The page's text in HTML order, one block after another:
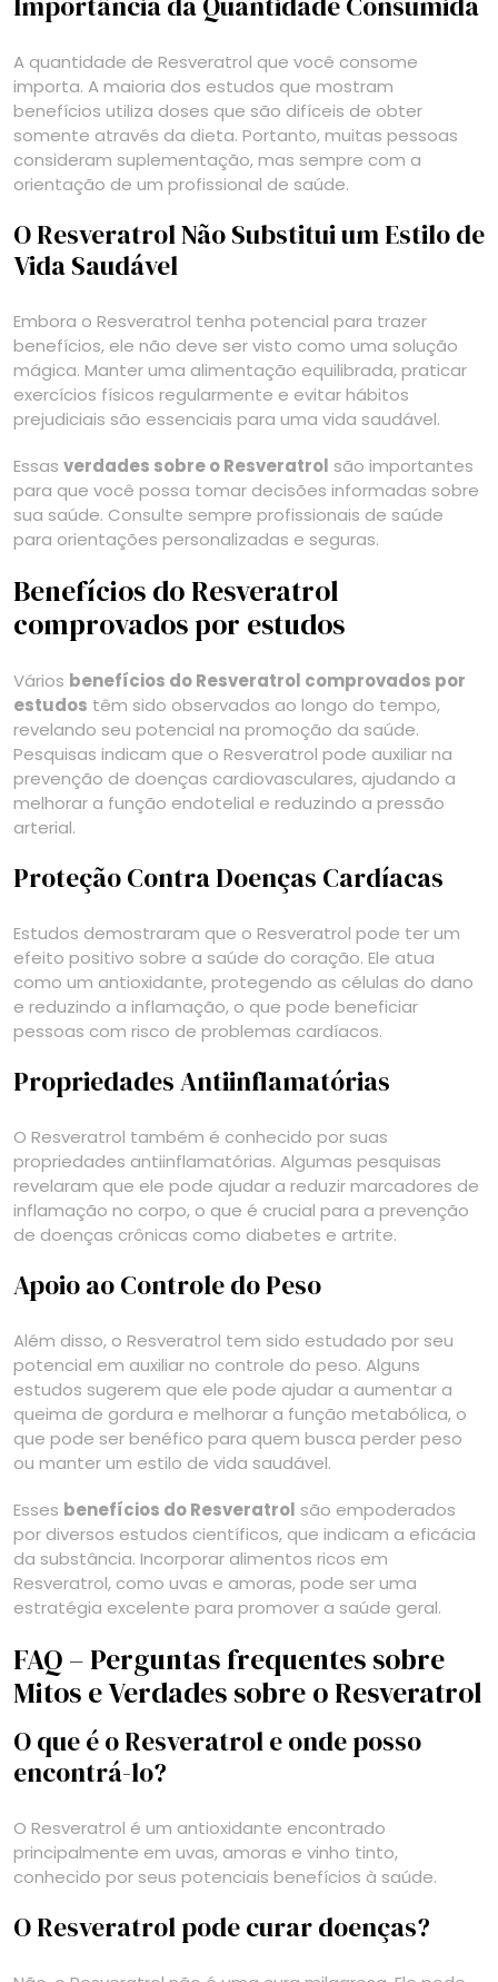
A quantidade de Resveratrol que você consome
importa. A maioria dos estudos que mostram
benefícios utiliza doses que são difíceis de obter
somente através da dieta. Portanto, muitas pessoas
consideram suplementação, mas sempre com a
orientação de um profissional de saúde.
O Resveratrol Não Substitui um Estilo de
Vida Saudável
Embora o Resveratrol tenha potencial para trazer
benefícios, ele não deve ser visto como uma solução
mágica. Manter uma alimentação equilibrada, praticar
exercícios físicos regularmente e evitar hábitos
prejudiciais são essenciais para uma vida saudável.
Essas verdades sobre o Resveratrol são importantes
para que você possa tomar decisões informadas sobre
sua saúde. Consulte sempre profissionais de saúde
para orientações personalizadas e seguras.
Benefícios do Resveratrol
comprovados por estudos
Vários benefícios do Resveratrol comprovados por
estudos têm sido observados ao longo do tempo,
revelando seu potencial na promoção da saúde.
Pesquisas indicam que o Resveratrol pode auxiliar na
prevenção de doenças cardiovasculares, ajudando a
melhorar a função endotelial e reduzindo a pressão
arterial.
Proteção Contra Doenças Cardíacas
Estudos demostraram que o Resveratrol pode ter um
efeito positivo sobre a saúde do coração. Ele atua
como um antioxidante, protegendo as células do dano
e reduzindo a inflamação, o que pode beneficiar
pessoas com risco de problemas cardíacos.
Propriedades Antiinflamatórias
O Resveratrol também é conhecido por suas
propriedades antiinflamatórias. Algumas pesquisas
revelaram que ele pode ajudar a reduzir marcadores de
inflamação no corpo, o que é crucial para a prevenção
de doenças crônicas como diabetes e artrite.
Apoio ao Controle do Peso
Além disso, o Resveratrol tem sido estudado por seu
potencial em auxiliar no controle do peso. Alguns
estudos sugerem que ele pode ajudar a aumentar a
queima de gordura e melhorar a função metabólica, o
que pode ser benéfico para quem busca perder peso
ou manter um estilo de vida saudável.
Esses benefícios do Resveratrol são empoderados
por diversos estudos científicos, que indicam a eficácia
da substância. Incorporar alimentos ricos em
Resveratrol, como uvas e amoras, pode ser uma
estratégia excelente para promover a saúde geral.
FAQ – Perguntas frequentes sobre
Mitos e Verdades sobre o Resveratrol
O que é o Resveratrol e onde posso
encontrá-lo?
O Resveratrol é um antioxidante encontrado
principalmente em uvas, amoras e vinho tinto,
conhecido por seus potenciais benefícios à saúde.
O Resveratrol pode curar doenças?